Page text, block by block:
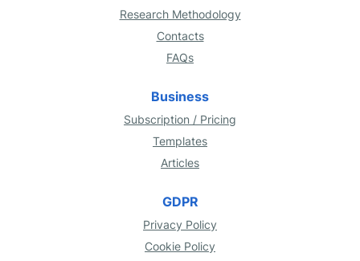
Research Methodology
Contacts
FAQs
Business
Subscription / Pricing
Templates
Articles
GDPR
Privacy Policy
Cookie Policy